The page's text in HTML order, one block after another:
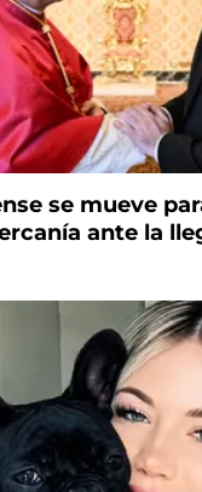
se mueve
ante la